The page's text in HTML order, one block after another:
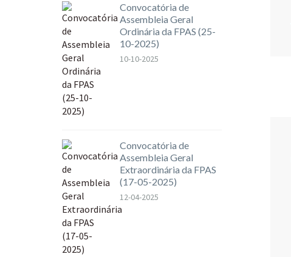
Convocatória de
Assembleia Geral
Ordinária da FPAS (25-
10-2025)
10-10-2025
Convocatória de
Assembleia Geral
Extraordinária da FPAS
(17-05-2025)
12-04-2025